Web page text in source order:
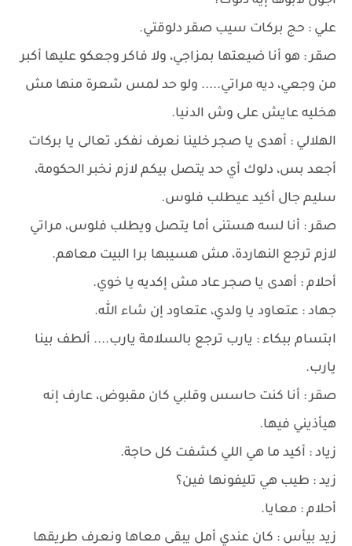
علي : حج بركات سيب صقر دلوقتي.
صقر : هو أنا ضيعتها بمزاجي، ولا فاكر وجعكو عليها أكبر
من وجعي، ديه مراتي..... ولو حد لمس شعرة منها مش
هخليه عايش على وش الدنيا.
الهلالي : أهدى يا صجر خلينا نعرف نفكر، تعالى يا بركات
أجعد بس، دلوك أي حد يتصل بيكم لازم نخبر الحكومة،
سليم جال أكيد عيطلب فلوس.
صقر : أنا لسه هستنى أما يتصل ويطلب فلوس، مراتي
لازم ترجع النهاردة، مش هسيبها برا البيت معاهم.
أحلام : أهدى يا صجر عاد مش إكديه يا خوي.
جهاد : عتعاود يا ولدي، عتعاود إن شاء الله.
ابتسام ببكاء : يارب ترجع بالسلامة يارب.... ألطف بينا
يارب.
صقر : أنا كنت حاسس وقلبي كان مقبوض، عارف إنه
هيأذيني فيها.
زياد : أكيد ما هي اللي كشفت كل حاجة.
زيد : طيب هي تليفونها فين؟
أحلام : معايا.
زيد بيأس : كان عندي أمل يبقى معاها ونعرف طريقها